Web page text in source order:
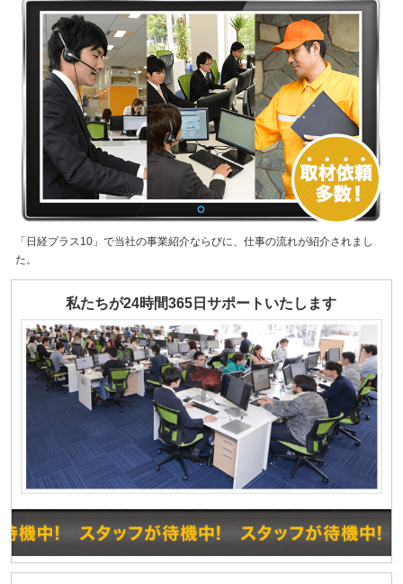
「日経プラス10」で当社の事業紹介ならびに、仕事の流れが紹介されまし
た。
私たちが24時間365日サポートいたします